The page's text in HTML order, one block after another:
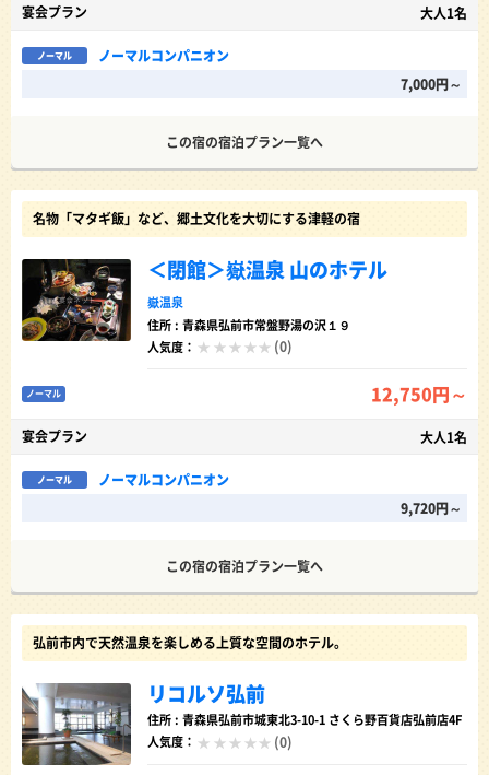
宴会プラン 大人1名
ノーマル
ノーマルコンパニオン
7,000円～
この宿の宿泊プラン一覧へ
名物「マタギ飯」など、郷土文化を大切にする津軽の宿
＜閉館＞嶽温泉 山のホテル
嶽温泉
住所 : 青森県弘前市常盤野湯の沢１９
人気度：
(0)
ノーマル 12,750円～
宴会プラン 大人1名
ノーマル
ノーマルコンパニオン
9,720円～
この宿の宿泊プラン一覧へ
弘前市内で天然温泉を楽しめる上質な空間のホテル。
リコルソ弘前
住所 : 青森県弘前市城東北3-10-1 さくら野百貨店弘前店4F
人気度：
(0)